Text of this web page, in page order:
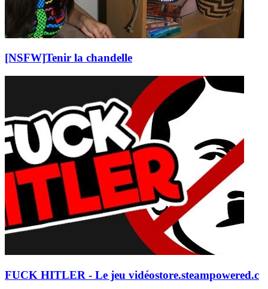
[NSFW]Tenir la chandelle
FUCK HITLER - Le jeu vidéostore.steampowered.c